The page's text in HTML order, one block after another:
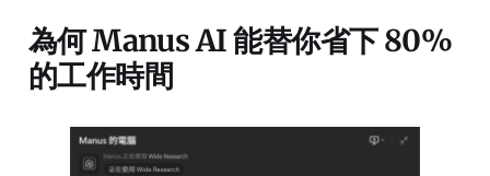
為何 Manus AI 能替你省下 80%
的工作時間